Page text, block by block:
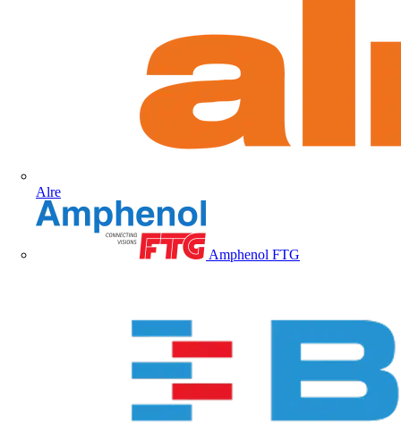
Alre
Amphenol FTG